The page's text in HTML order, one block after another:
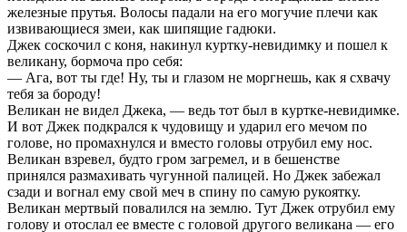
железные прутья. Волосы падали на его могучие плечи как
извивающиеся змеи, как шипящие гадюки.
Джек соскочил с коня, накинул куртку-невидимку и пошел к
великану, бормоча про себя:
— Ага, вот ты где! Ну, ты и глазом не моргнешь, как я схвачу
тебя за бороду!
Великан не видел Джека, — ведь тот был в куртке-невидимке.
И вот Джек подкрался к чудовищу и ударил его мечом по
голове, но промахнулся и вместо головы отрубил ему нос.
Великан взревел, будто гром загремел, и в бешенстве
принялся размахивать чугунной палицей. Но Джек забежал
сзади и вогнал ему свой меч в спину по самую рукоятку.
Великан мертвый повалился на землю. Тут Джек отрубил ему
голову и отослал ее вместе с головой другого великана — его